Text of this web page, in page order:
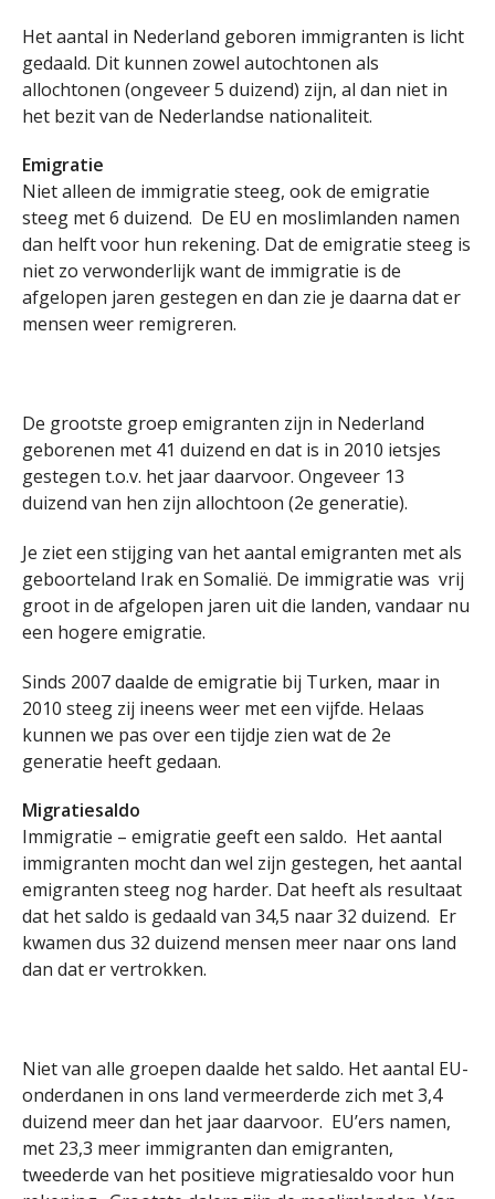
Het aantal in Nederland geboren immigranten is licht
gedaald. Dit kunnen zowel autochtonen als
allochtonen (ongeveer 5 duizend) zijn, al dan niet in
het bezit van de Nederlandse nationaliteit.
Emigratie
Niet alleen de immigratie steeg, ook de emigratie
steeg met 6 duizend. De EU en moslimlanden namen
dan helft voor hun rekening. Dat de emigratie steeg is
niet zo verwonderlijk want de immigratie is de
afgelopen jaren gestegen en dan zie je daarna dat er
mensen weer remigreren.
De grootste groep emigranten zijn in Nederland
geborenen met 41 duizend en dat is in 2010 ietsjes
gestegen t.o.v. het jaar daarvoor. Ongeveer 13
duizend van hen zijn allochtoon (2e generatie).
Je ziet een stijging van het aantal emigranten met als
geboorteland Irak en Somalië. De immigratie was vrij
groot in de afgelopen jaren uit die landen, vandaar nu
een hogere emigratie.
Sinds 2007 daalde de emigratie bij Turken, maar in
2010 steeg zij ineens weer met een vijfde. Helaas
kunnen we pas over een tijdje zien wat de 2e
generatie heeft gedaan.
Migratiesaldo
Immigratie – emigratie geeft een saldo. Het aantal
immigranten mocht dan wel zijn gestegen, het aantal
emigranten steeg nog harder. Dat heeft als resultaat
dat het saldo is gedaald van 34,5 naar 32 duizend. Er
kwamen dus 32 duizend mensen meer naar ons land
dan dat er vertrokken.
Niet van alle groepen daalde het saldo. Het aantal EU-
onderdanen in ons land vermeerderde zich met 3,4
duizend meer dan het jaar daarvoor. EU’ers namen,
met 23,3 meer immigranten dan emigranten,
tweederde van het positieve migratiesaldo voor hun